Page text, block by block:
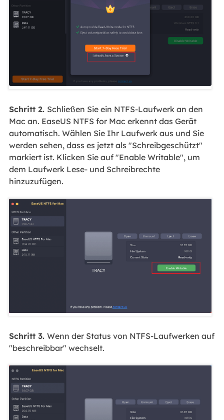
Schritt 2. Schließen Sie ein NTFS-Laufwerk an den
Mac an. EaseUS NTFS for Mac erkennt das Gerät
automatisch. Wählen Sie Ihr Laufwerk aus und Sie
werden sehen, dass es jetzt als "Schreibgeschützt"
markiert ist. Klicken Sie auf "Enable Writable", um
dem Laufwerk Lese- und Schreibrechte
hinzuzufügen.
Schritt 3. Wenn der Status von NTFS-Laufwerken auf
"beschreibbar" wechselt.